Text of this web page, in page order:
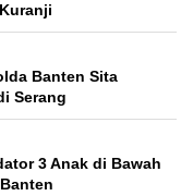
Banten Sita
Serang
3 Anak di Bawah